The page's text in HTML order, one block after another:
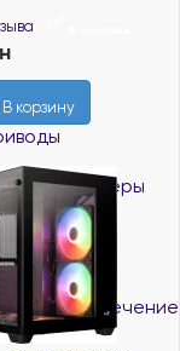
и адаптеры
Кабели,
обеспечение
В корзину